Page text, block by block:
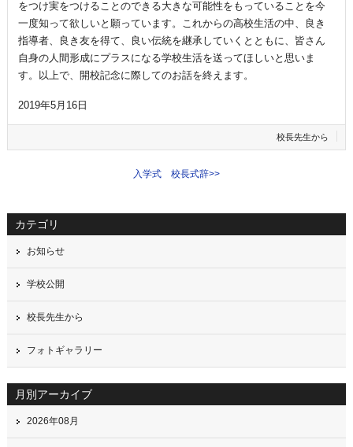
をつけ実をつけることのできる大きな可能性をもっていることを今
一度知って欲しいと願っています。これからの高校生活の中、良き
指導者、良き友を得て、良い伝統を継承していくとともに、皆さん
自身の人間形成にプラスになる学校生活を送ってほしいと思いま
す。以上で、開校記念に際してのお話を終えます。
2019年5月16日
校長先生から
入学式 校長式辞>>
カテゴリ
お知らせ
学校公開
校長先生から
フォトギャラリー
月別アーカイブ
2026年08月